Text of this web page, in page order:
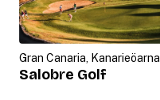
Gran Canaria, Kanarieöarna
Salobre Golf